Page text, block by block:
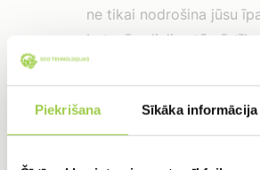
Piekrišana Sīkāka informācija
ne tikai nodrošina jūsu
bet arī palielina tā vērtību.
Papildus aicinām iepazīties ar
veidotajā rakstā “Palielini sava
– praktiski ieteikumi”.